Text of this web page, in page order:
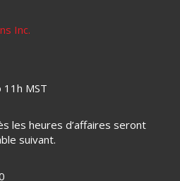
Inc.
11h MST
les heures d’affaires seront
suivant.